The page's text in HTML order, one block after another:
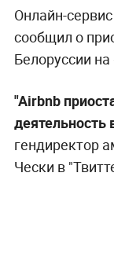
Онлайн-
сообщил о
Белоруссии
"Airbnb
деятельность
гендиректор
Чески в